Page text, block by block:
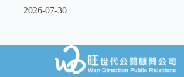
2026-07-30